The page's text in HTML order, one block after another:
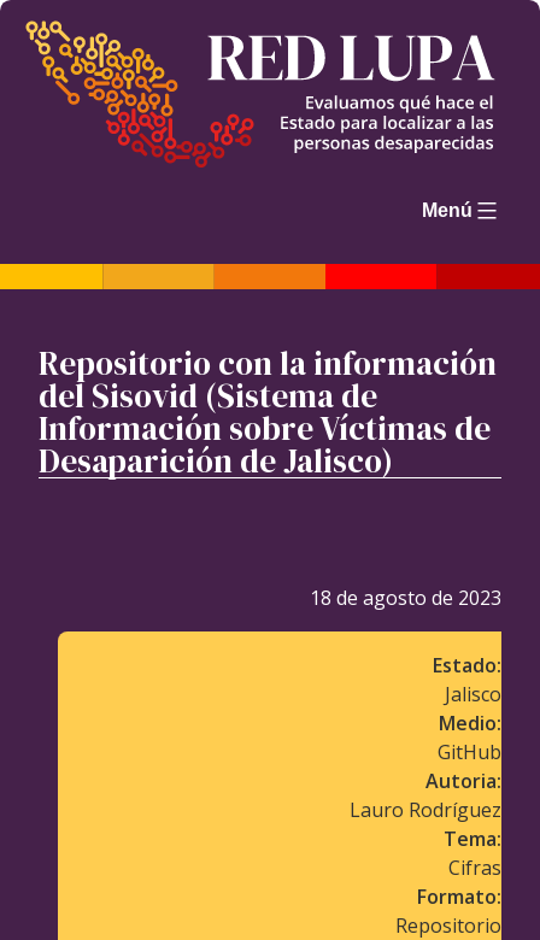
al
contenido
Menú
Repositorio con la información
del Sisovid (Sistema de
Información sobre Víctimas de
Desaparición de Jalisco)
18 de agosto de 2023
Estado:
Jalisco
Medio:
GitHub
Autoria:
Lauro Rodríguez
Tema:
Cifras
Formato:
Repositorio